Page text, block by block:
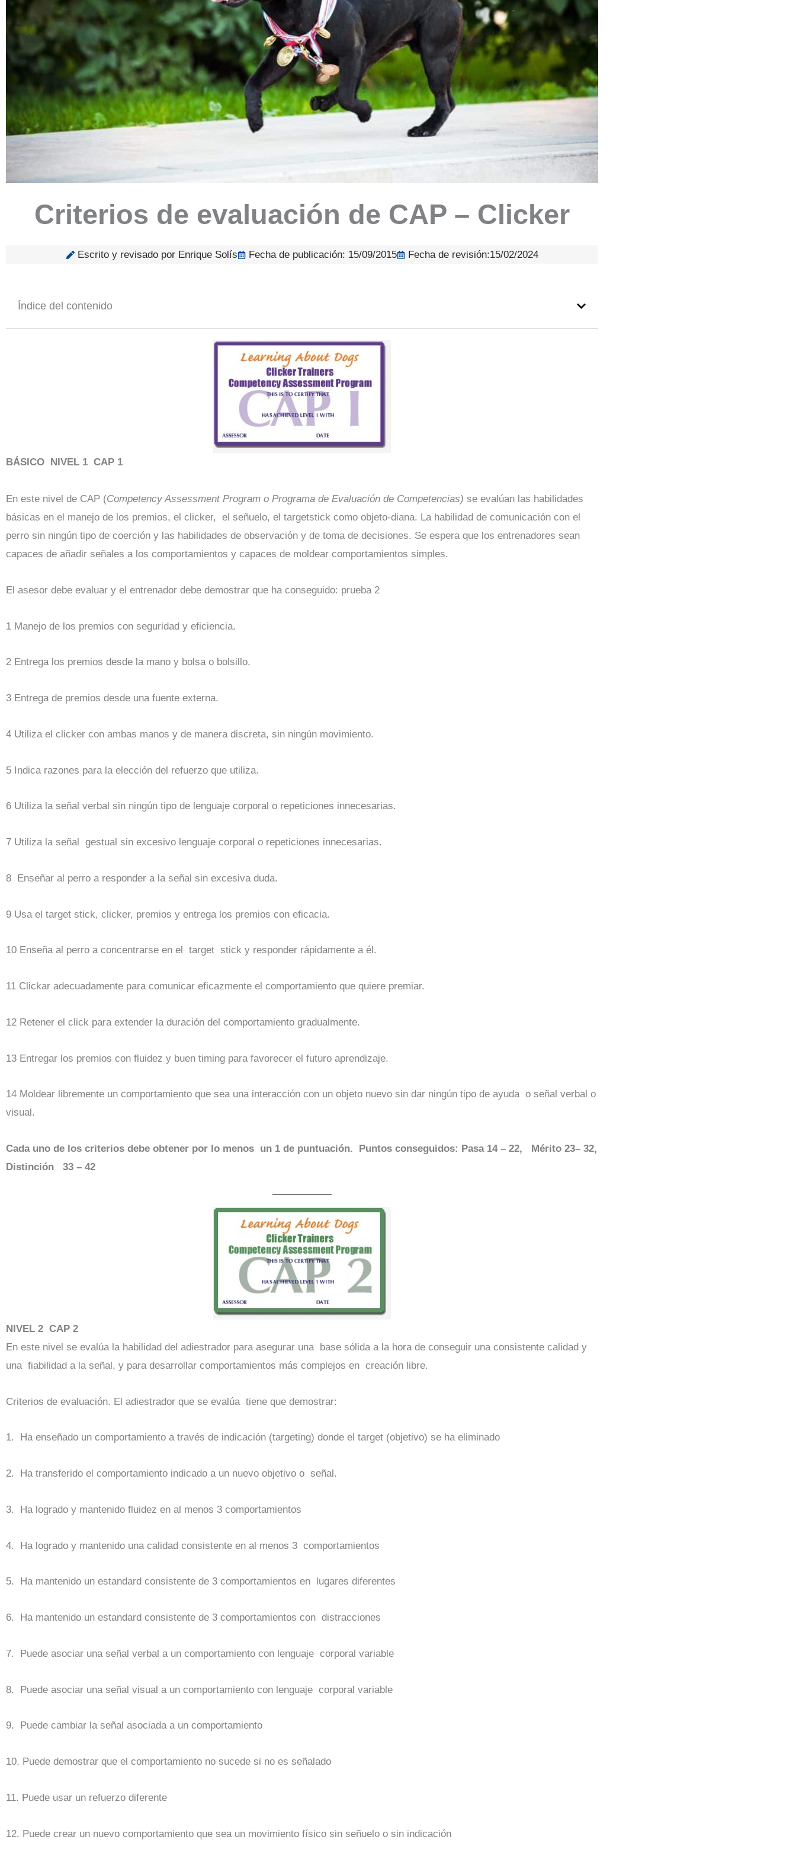
Criterios de evaluación de CAP – Clicker
Escrito y revisado por Enrique Solís Fecha de publicación: 15/09/2015 Fecha de revisión:15/02/2024
Índice del contenido
BÁSICO NIVEL 1 CAP 1
En este nivel de CAP (Competency Assessment Program o Programa de Evaluación de Competencias) se evalúan las habilidades
básicas en el manejo de los premios, el clicker, el señuelo, el targetstick como objeto-diana. La habilidad de comunicación con el
perro sin ningún tipo de coerción y las habilidades de observación y de toma de decisiones. Se espera que los entrenadores sean
capaces de añadir señales a los comportamientos y capaces de moldear comportamientos simples.
El asesor debe evaluar y el entrenador debe demostrar que ha conseguido: prueba 2
1 Manejo de los premios con seguridad y eficiencia.
2 Entrega los premios desde la mano y bolsa o bolsillo.
3 Entrega de premios desde una fuente externa.
4 Utiliza el clicker con ambas manos y de manera discreta, sin ningún movimiento.
5 Indica razones para la elección del refuerzo que utiliza.
6 Utiliza la señal verbal sin ningún tipo de lenguaje corporal o repeticiones innecesarias.
7 Utiliza la señal gestual sin excesivo lenguaje corporal o repeticiones innecesarias.
8 Enseñar al perro a responder a la señal sin excesiva duda.
9 Usa el target stick, clicker, premios y entrega los premios con eficacia.
10 Enseña al perro a concentrarse en el target stick y responder rápidamente a él.
11 Clickar adecuadamente para comunicar eficazmente el comportamiento que quiere premiar.
12 Retener el click para extender la duración del comportamiento gradualmente.
13 Entregar los premios con fluidez y buen timing para favorecer el futuro aprendizaje.
14 Moldear libremente un comportamiento que sea una interacción con un objeto nuevo sin dar ningún tipo de ayuda o señal verbal o
visual.
Cada uno de los criterios debe obtener por lo menos un 1 de puntuación.
Puntos conseguidos: Pasa 14 – 22, Mérito 23– 32,
Distinción 33 – 42
NIVEL 2 CAP 2
En este nivel se evalúa la habilidad del adiestrador para asegurar una base sólida a la hora de conseguir una consistente calidad y
una fiabilidad a la señal, y para desarrollar comportamientos más complejos en creación libre.
Criterios de evaluación. El adiestrador que se evalúa tiene que demostrar:
1. Ha enseñado un comportamiento a través de indicación (targeting) donde el target (objetivo) se ha eliminado
2. Ha transferido el comportamiento indicado a un nuevo objetivo o señal.
3. Ha logrado y mantenido fluidez en al menos 3 comportamientos
4. Ha logrado y mantenido una calidad consistente en al menos 3 comportamientos
5. Ha mantenido un estandard consistente de 3 comportamientos en lugares diferentes
6. Ha mantenido un estandard consistente de 3 comportamientos con distracciones
7. Puede asociar una señal verbal a un comportamiento con lenguaje corporal variable
8. Puede asociar una señal visual a un comportamiento con lenguaje corporal variable
9. Puede cambiar la señal asociada a un comportamiento
10. Puede demostrar que el comportamiento no sucede si no es señalado
11. Puede usar un refuerzo diferente
12. Puede crear un nuevo comportamiento que sea un movimiento físico sin señuelo o sin indicación